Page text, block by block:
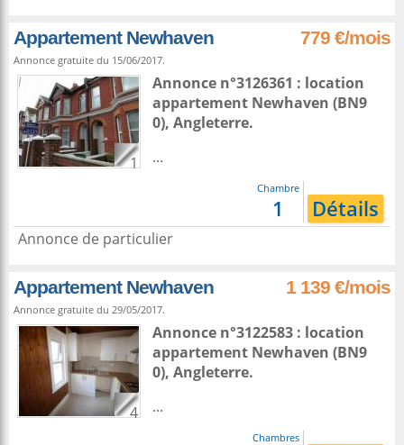
Appartement Newhaven 779 €/mois
Annonce gratuite du 15/06/2017.
1
Annonce n°3126361 : location
appartement Newhaven (BN9
0), Angleterre.
...
Chambre
1 Détails
Annonce de particulier
Appartement Newhaven 1 139 €/mois
Annonce gratuite du 29/05/2017.
4
Annonce n°3122583 : location
appartement Newhaven (BN9
0), Angleterre.
...
Chambres